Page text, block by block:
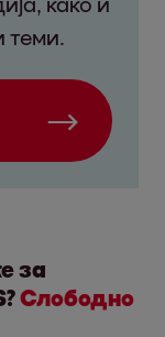
за
Слободно